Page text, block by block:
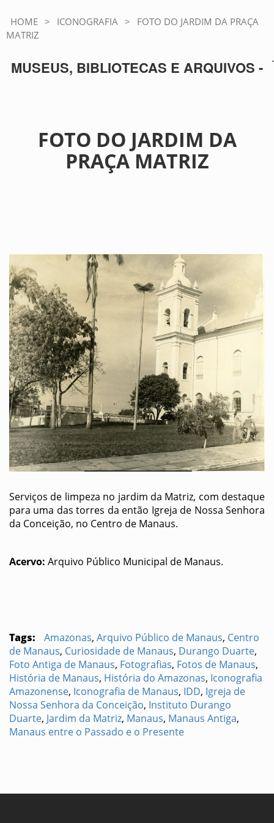
HOME > ICONOGRAFIA >
FOTO DO JARDIM DA PRAÇA
MATRIZ
MUSEUS, BIBLIOTECAS E ARQUIVOS -
FOTO DO JARDIM DA
PRAÇA MATRIZ
Serviços de limpeza no jardim da Matriz, com destaque
para uma das torres da então Igreja de Nossa Senhora
da Conceição, no Centro de Manaus.
Acervo: Arquivo Público Municipal de Manaus.
Tags: Amazonas, Arquivo Público de Manaus, Centro
de Manaus, Curiosidade de Manaus, Durango Duarte,
Foto Antiga de Manaus, Fotografias, Fotos de Manaus,
História de Manaus, História do Amazonas, Iconografia
Amazonense, Iconografia de Manaus, IDD, Igreja de
Nossa Senhora da Conceição, Instituto Durango
Duarte, Jardim da Matriz, Manaus, Manaus Antiga,
Manaus entre o Passado e o Presente